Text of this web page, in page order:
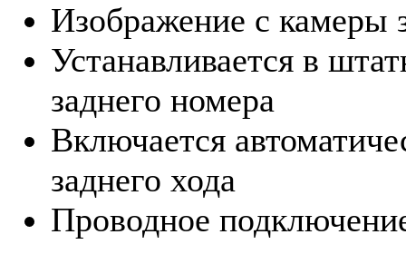
Изображение с камеры
Устанавливается в
заднего номера
Включается
заднего хода
Проводное